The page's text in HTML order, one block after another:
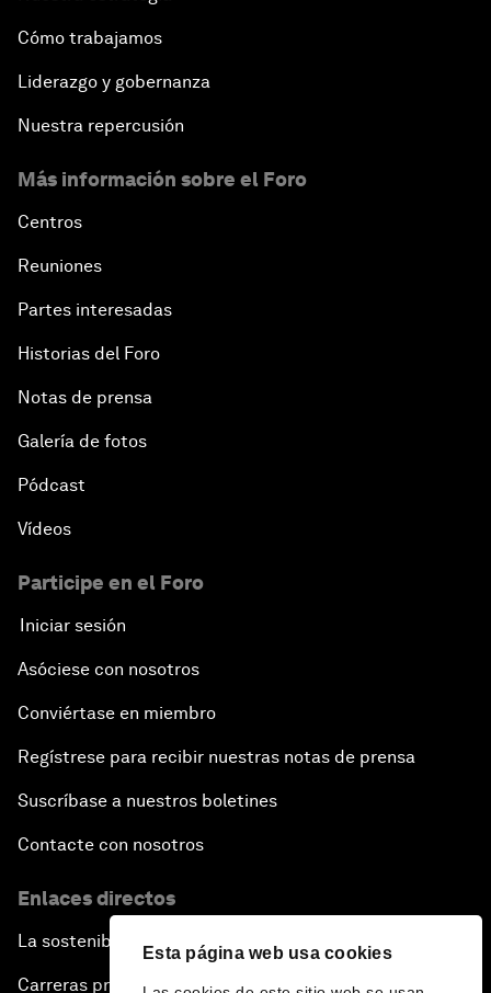
Esta página web usa cookies
Cómo trabajamos
Liderazgo y gobernanza
Nuestra repercusión
Más información sobre el Foro
Centros
Reuniones
Partes interesadas
Historias del Foro
Notas de prensa
Galería de fotos
Pódcast
Vídeos
Participe en el Foro
Iniciar sesión
Asóciese con nosotros
Conviértase en miembro
Regístrese para recibir nuestras notas de prensa
Suscríbase a nuestros boletines
Contacte con nosotros
Enlaces directos
La sostenibilidad en el Foro
Carreras profesionales